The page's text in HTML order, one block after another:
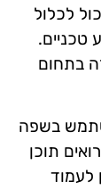
לכלול
טכניים.
בתחום
בשפה
תוכן
לעמוד